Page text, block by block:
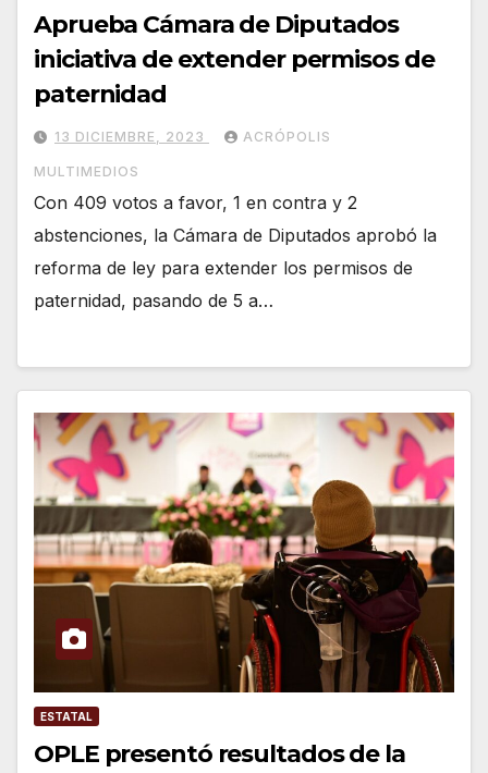
Aprueba Cámara de Diputados
iniciativa de extender permisos de
paternidad
13 DICIEMBRE, 2023 ACRÓPOLIS
MULTIMEDIOS
Con 409 votos a favor, 1 en contra y 2
abstenciones, la Cámara de Diputados aprobó la
reforma de ley para extender los permisos de
paternidad, pasando de 5 a…
ESTATAL
OPLE presentó resultados de la